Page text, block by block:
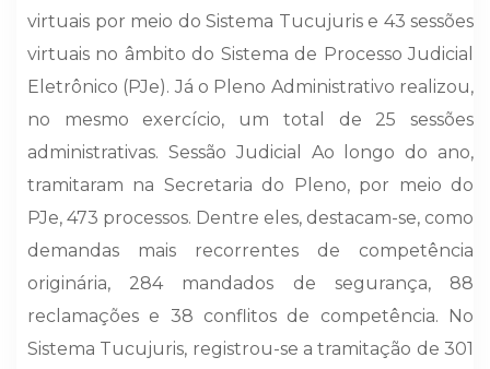
virtuais por meio do Sistema Tucujuris e 43 sessões
virtuais no âmbito do Sistema de Processo Judicial
Eletrônico (PJe). Já o Pleno Administrativo realizou,
no mesmo exercício, um total de 25 sessões
administrativas. Sessão Judicial Ao longo do ano,
tramitaram na Secretaria do Pleno, por meio do
PJe, 473 processos. Dentre eles, destacam-se, como
demandas mais recorrentes de competência
originária, 284 mandados de segurança, 88
reclamações e 38 conflitos de competência. No
Sistema Tucujuris, registrou-se a tramitação de 301